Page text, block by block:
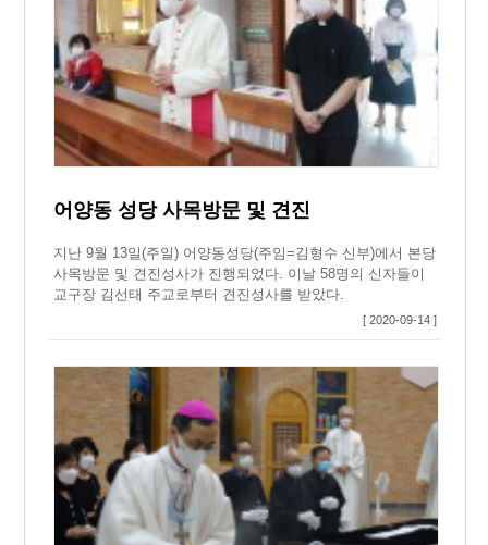
어양동 성당 사목방문 및 견진
지난 9월 13일(주일) 어양동성당(주임=김형수 신부)에서 본당
사목방문 및 견진성사가 진행되었다. 이날 58명의 신자들이
교구장 김선태 주교로부터 견진성사를 받았다.
[ 2020-09-14 ]